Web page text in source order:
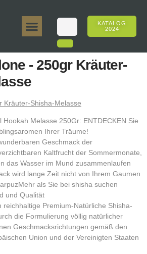
KATALOG
2024
- 250gr Kräuter-
Hookah Melasse 250Gr: ENTDECKEN Sie
Ihrer Träume!
Geschmack der
Kaltfrucht der Sommermonate,
das Wasser im Mund zusammenlaufen
wird lange Zeit nicht von Ihrem Gaumen
als Sie bei shisha suchen
und Qualität
reichhaltige Premium-Natürliche Shisha-
die Formulierung völlig natürlicher
Geschmacksrichtungen gemäß den
Union und der Vereinigten Staaten